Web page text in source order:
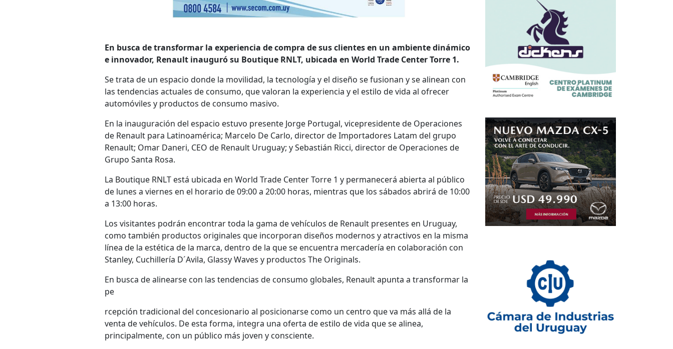
En busca de transformar la experiencia de compra de sus clientes en un ambiente dinámico
e innovador, Renault inauguró su Boutique RNLT, ubicada en World Trade Center Torre 1.
Se trata de un espacio donde la movilidad, la tecnología y el diseño se fusionan y se alinean con
las tendencias actuales de consumo, que valoran la experiencia y el estilo de vida al ofrecer
automóviles y productos de consumo masivo.
En la inauguración del espacio estuvo presente Jorge Portugal, vicepresidente de Operaciones
de Renault para Latinoamérica; Marcelo De Carlo, director de Importadores Latam del grupo
Renault; Omar Daneri, CEO de Renault Uruguay; y Sebastián Ricci, director de Operaciones de
Grupo Santa Rosa.
La Boutique RNLT está ubicada en World Trade Center Torre 1 y permanecerá abierta al público
de lunes a viernes en el horario de 09:00 a 20:00 horas, mientras que los sábados abrirá de 10:00
a 13:00 horas.
Los visitantes podrán encontrar toda la gama de vehículos de Renault presentes en Uruguay,
como también productos originales que incorporan diseños modernos y atractivos en la misma
línea de la estética de la marca, dentro de la que se encuentra mercadería en colaboración con
Stanley, Cuchillería D´Avila, Glassy Waves y productos The Originals.
En busca de alinearse con las tendencias de consumo globales, Renault apunta a transformar la
pe
rcepción tradicional del concesionario al posicionarse como un centro que va más allá de la
venta de vehículos. De esta forma, integra una oferta de estilo de vida que se alinea,
principalmente, con un público más joven y consciente.